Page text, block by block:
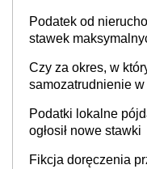
Podatek od
stawek
prowadzeniem
Czy za okres, w
samozatrudnienie
cywilnoprawnej
Podatki lokalne
ogłosił nowe stawki
Fikcja doręczenia